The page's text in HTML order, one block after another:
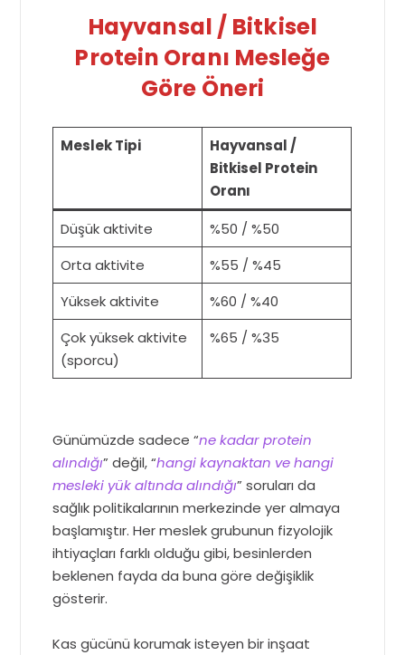
Hayvansal / Bitkisel
Protein Oranı Mesleğe
Göre Öneri
Meslek Tipi
Hayvansal /
Bitkisel Protein
Oranı
Düşük aktivite
%50 / %50
Orta aktivite
%55 / %45
Yüksek aktivite
%60 / %40
Çok yüksek aktivite
(sporcu)
%65 / %35
Günümüzde sadece “ne kadar protein
alındığı” değil, “hangi kaynaktan ve hangi
mesleki yük altında alındığı” soruları da
sağlık politikalarının merkezinde yer almaya
başlamıştır. Her meslek grubunun fizyolojik
ihtiyaçları farklı olduğu gibi, besinlerden
beklenen fayda da buna göre değişiklik
gösterir.
Kas gücünü korumak isteyen bir inşaat